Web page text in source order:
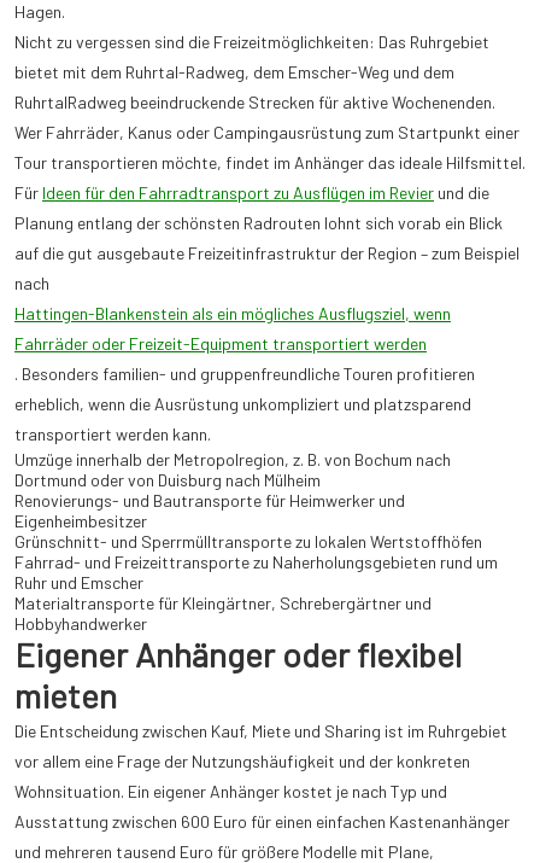
Hagen.
Nicht zu vergessen sind die Freizeitmöglichkeiten: Das Ruhrgebiet
bietet mit dem Ruhrtal-Radweg, dem Emscher-Weg und dem
RuhrtalRadweg beeindruckende Strecken für aktive Wochenenden.
Wer Fahrräder, Kanus oder Campingausrüstung zum Startpunkt einer
Tour transportieren möchte, findet im Anhänger das ideale Hilfsmittel.
Für Ideen für den Fahrradtransport zu Ausflügen im Revier und die
Planung entlang der schönsten Radrouten lohnt sich vorab ein Blick
auf die gut ausgebaute Freizeitinfrastruktur der Region – zum Beispiel
nach
Hattingen-Blankenstein als ein mögliches Ausflugsziel, wenn
Fahrräder oder Freizeit-Equipment transportiert werden
. Besonders familien- und gruppenfreundliche Touren profitieren
erheblich, wenn die Ausrüstung unkompliziert und platzsparend
transportiert werden kann.
Umzüge innerhalb der Metropolregion, z. B. von Bochum nach
Dortmund oder von Duisburg nach Mülheim
Renovierungs- und Bautransporte für Heimwerker und
Eigenheimbesitzer
Grünschnitt- und Sperrmülltransporte zu lokalen Wertstoffhöfen
Fahrrad- und Freizeittransporte zu Naherholungsgebieten rund um
Ruhr und Emscher
Materialtransporte für Kleingärtner, Schrebergärtner und
Hobbyhandwerker
Eigener Anhänger oder flexibel
mieten
Die Entscheidung zwischen Kauf, Miete und Sharing ist im Ruhrgebiet
vor allem eine Frage der Nutzungshäufigkeit und der konkreten
Wohnsituation. Ein eigener Anhänger kostet je nach Typ und
Ausstattung zwischen 600 Euro für einen einfachen Kastenanhänger
und mehreren tausend Euro für größere Modelle mit Plane,